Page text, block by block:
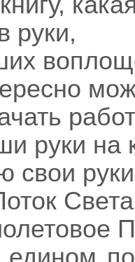
руки,
руки на
свои